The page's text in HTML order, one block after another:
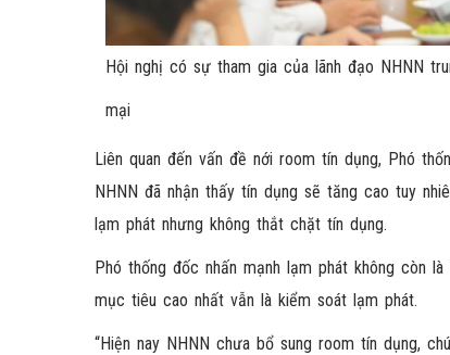
Hội nghị có sự tham gia của lãnh đạo NHNN
mại
Liên quan đến vấn đề nới room tín dụng, Phó
NHNN đã nhận thấy tín dụng sẽ tăng cao tuy
lạm phát nhưng không thắt chặt tín dụng.
Phó thống đốc nhấn mạnh lạm phát không còn
mục tiêu cao nhất vẫn là kiểm soát lạm phát.
“Hiện nay NHNN chưa bổ sung room tín dụng,